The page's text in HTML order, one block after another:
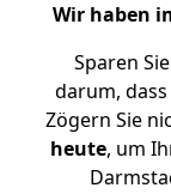
Wir haben
Sparen
darum,
Zögern Sie
heute, um